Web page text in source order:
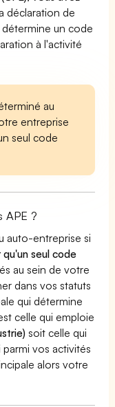
déclaration de
un code
à l'activité
au
entreprise
seul code
APE ?
auto-entreprise si
seul code
au sein de votre
dans vos statuts
qui détermine
celle qui emploie
soit celle qui
parmi vos activités
alors votre